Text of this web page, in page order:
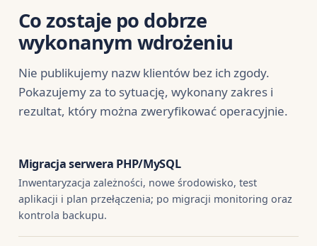
Co zostaje po dobrze
wykonanym wdrożeniu
Nie publikujemy nazw klientów bez ich zgody.
Pokazujemy za to sytuację, wykonany zakres i
rezultat, który można zweryfikować operacyjnie.
Migracja serwera PHP/MySQL
Inwentaryzacja zależności, nowe środowisko, test
aplikacji i plan przełączenia; po migracji monitoring oraz
kontrola backupu.